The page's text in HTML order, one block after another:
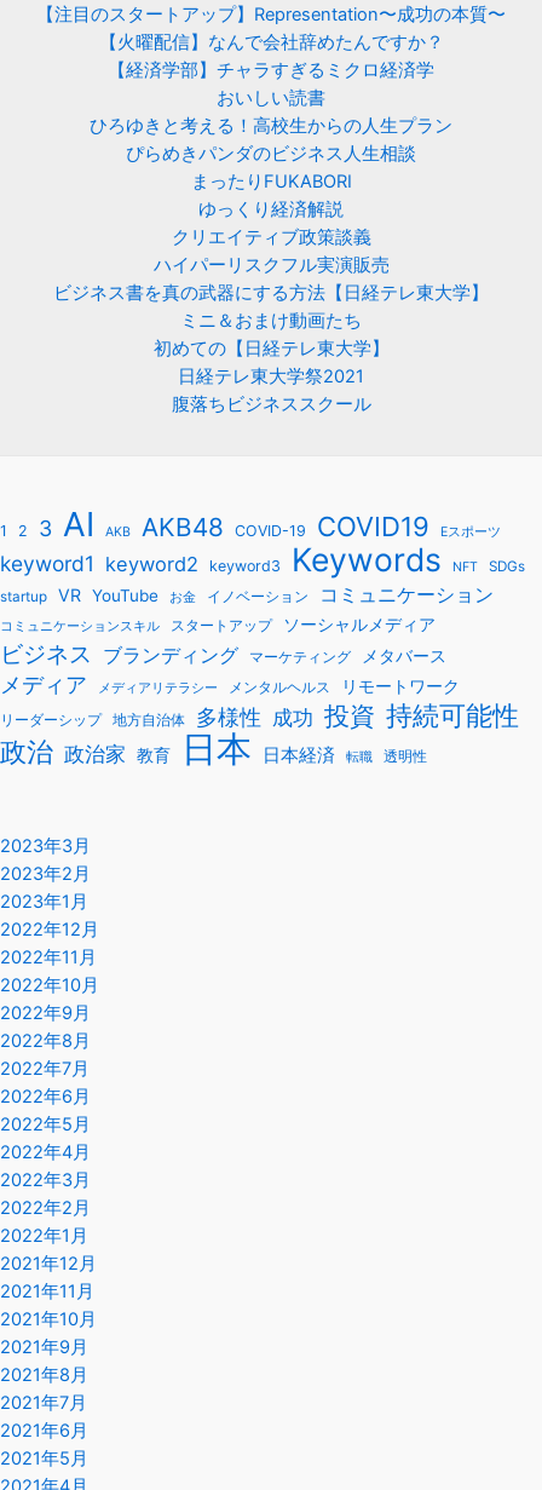
【注目のスタートアップ】Representation〜成功の本質〜
【火曜配信】なんで会社辞めたんですか？
【経済学部】チャラすぎるミクロ経済学
おいしい読書
ひろゆきと考える！高校生からの人生プラン
ぴらめきパンダのビジネス人生相談
まったりFUKABORI
ゆっくり経済解説
クリエイティブ政策談義
ハイパーリスクフル実演販売
ビジネス書を真の武器にする方法【日経テレ東大学】
ミニ＆おまけ動画たち
初めての【日経テレ東大学】
日経テレ東大学祭2021
腹落ちビジネススクール
1 2 3 AI AKB AKB48 COVID-19 COVID19 Eスポーツ
keyword1 keyword2 keyword3 Keywords NFT
SDGs
startup
VR YouTube お金 イノベーション コミュニケーション
コミュニケーションスキル スタートアップ ソーシャルメディア
ビジネス ブランディング マーケティング メタバース
メディア メディアリテラシー メンタルヘルス リモートワーク
リーダーシップ 地方自治体 多様性 成功 投資 持続可能性
政治 政治家 教育 日本 日本経済 転職 透明性
2023年3月
2023年2月
2023年1月
2022年12月
2022年11月
2022年10月
2022年9月
2022年8月
2022年7月
2022年6月
2022年5月
2022年4月
2022年3月
2022年2月
2022年1月
2021年12月
2021年11月
2021年10月
2021年9月
2021年8月
2021年7月
2021年6月
2021年5月